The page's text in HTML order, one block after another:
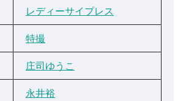
レディーサイプレス
特撮
庄司ゆうこ
永井裕